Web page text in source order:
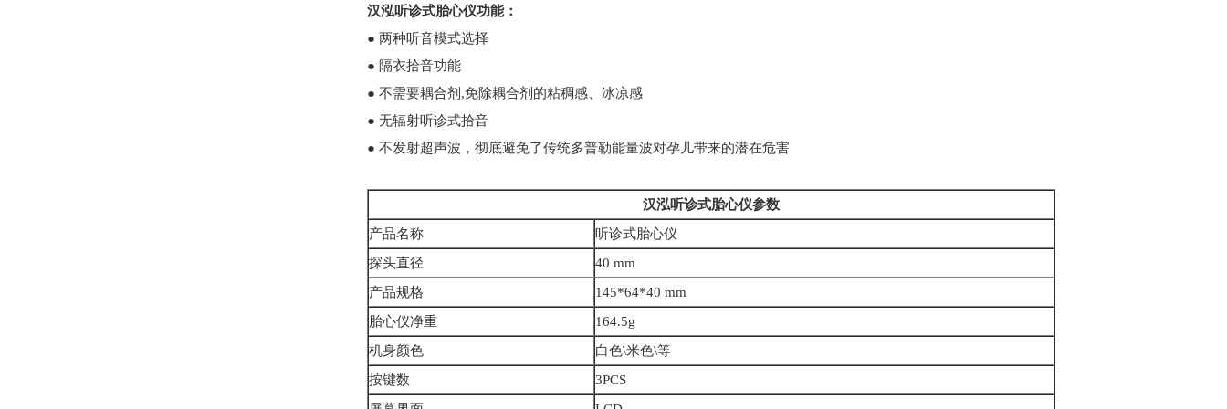
汉泓听诊式胎心仪功能：
● 两种听音模式选择
● 隔衣拾音功能
● 不需要耦合剂,免除耦合剂的粘稠感、冰凉感
● 无辐射听诊式拾音
● 不发射超声波，彻底避免了传统多普勒能量波对孕儿带来的潜在危害
汉泓听诊式胎心仪参数
产品名称
听诊式胎心仪
探头直径
40 mm
产品规格
145*64*40 mm
胎心仪净重
164.5g
机身颜色
白色\米色\等
按键数
3PCS